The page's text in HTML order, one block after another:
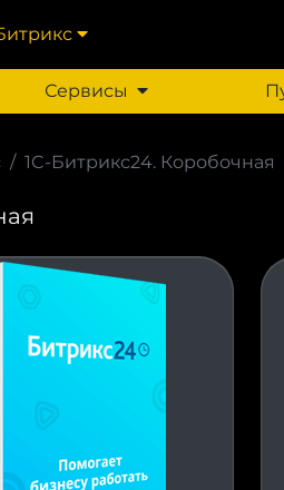
Сервисы
1C-Битрикс24. Коробочная